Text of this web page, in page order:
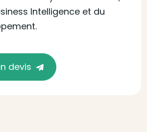
Intelligence et du
devis